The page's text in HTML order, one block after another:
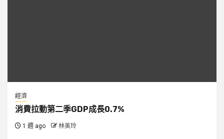
經濟
消費拉動第二季GDP成長0.7%
1 週 ago 林美玲